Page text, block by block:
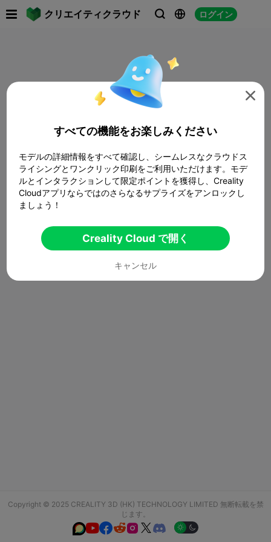
クリエイティクラウド   ログイン
Copyright © 2025 CREALITY 3D (HK) TECHNOLOGY LIMITED 無断転載を禁
じます。
  

すべての機能をお楽しみください
モデルの詳細情報をすべて確認し、シームレスなクラウドス
ライシングとワンクリック印刷をご利用いただけます。モデ
ルとインタラクションして限定ポイントを獲得し、Creality
Cloudアプリならではのさらなるサプライズをアンロックし
ましょう！
Creality Cloud で開く
キャンセル